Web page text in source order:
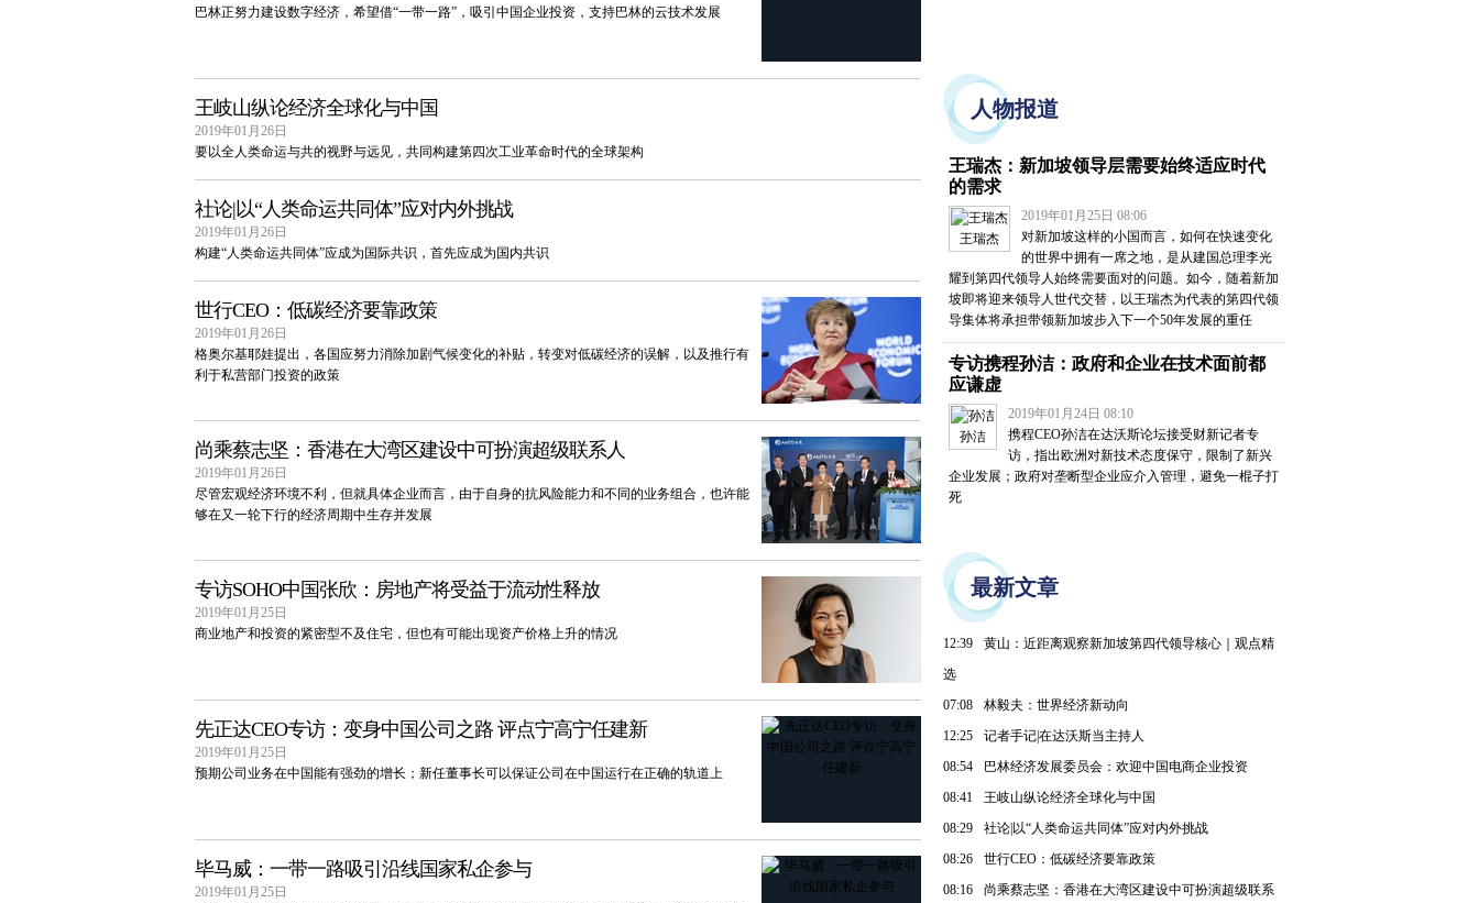
巴林正努力建设数字经济，希望借“一带一路”，吸引中国企业投资，支持巴林的云技术发展
王岐山纵论经济全球化与中国
2019年01月26日
要以全人类命运与共的视野与远见，共同构建第四次工业革命时代的全球架构
社论|以“人类命运共同体”应对内外挑战
2019年01月26日
构建“人类命运共同体”应成为国际共识，首先应成为国内共识
世行CEO：低碳经济要靠政策
2019年01月26日
格奥尔基耶娃提出，各国应努力消除加剧气候变化的补贴，转变对低碳经济的误解，以及推行有
利于私营部门投资的政策
尚乘蔡志坚：香港在大湾区建设中可扮演超级联系人
2019年01月26日
尽管宏观经济环境不利，但就具体企业而言，由于自身的抗风险能力和不同的业务组合，也许能
够在又一轮下行的经济周期中生存并发展
专访SOHO中国张欣：房地产将受益于流动性释放
2019年01月25日
商业地产和投资的紧密型不及住宅，但也有可能出现资产价格上升的情况
先正达CEO专访：变身中国公司之路 评点宁高宁任建新
2019年01月25日
预期公司业务在中国能有强劲的增长；新任董事长可以保证公司在中国运行在正确的轨道上
毕马威：一带一路吸引沿线国家私企参与
2019年01月25日
人物报道
王瑞杰：新加坡领导层需要始终适应时代
的需求
王瑞杰
2019年01月25日 08:06
对新加坡这样的小国而言，如何在快速变化
的世界中拥有一席之地，是从建国总理李光
耀到第四代领导人始终需要面对的问题。如今，随着新加
坡即将迎来领导人世代交替，以王瑞杰为代表的第四代领
导集体将承担带领新加坡步入下一个50年发展的重任
专访携程孙洁：政府和企业在技术面前都
应谦虚
孙洁
2019年01月24日 08:10
携程CEO孙洁在达沃斯论坛接受财新记者专
访，指出欧洲对新技术态度保守，限制了新兴
企业发展；政府对垄断型企业应介入管理，避免一棍子打
死
最新文章
12:39
黄山：近距离观察新加坡第四代领导核心｜观点精
选
07:08
林毅夫：世界经济新动向
12:25
记者手记|在达沃斯当主持人
08:54
巴林经济发展委员会：欢迎中国电商企业投资
08:41
王岐山纵论经济全球化与中国
08:29
社论|以“人类命运共同体”应对内外挑战
08:26
世行CEO：低碳经济要靠政策
08:16
尚乘蔡志坚：香港在大湾区建设中可扮演超级联系